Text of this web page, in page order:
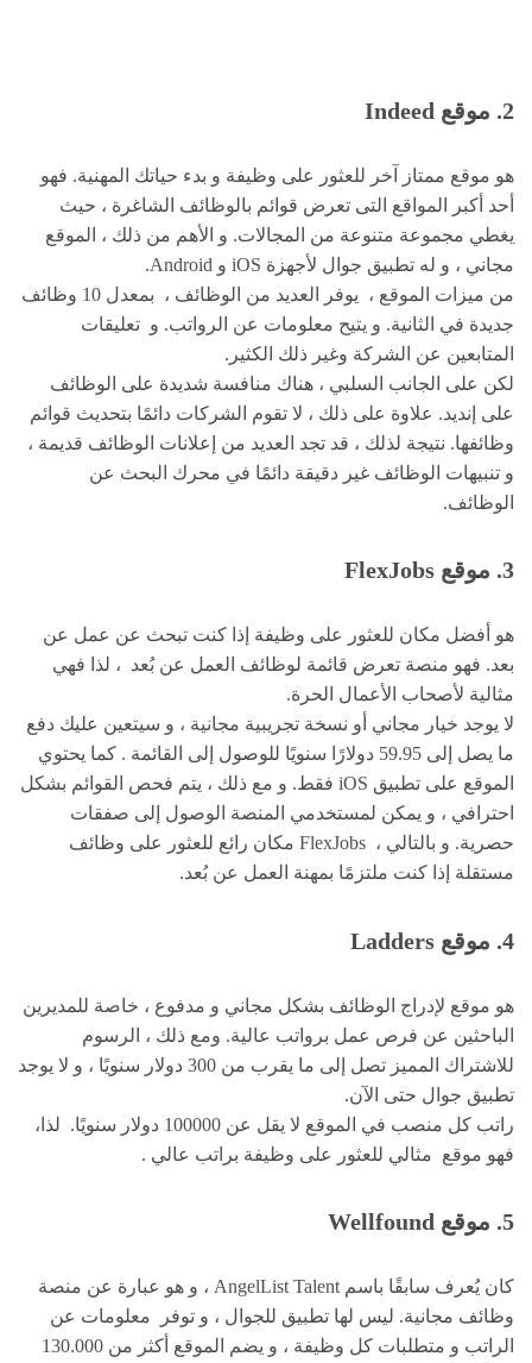
2. موقع Indeed
هو موقع ممتاز آخر للعثور على وظيفة و بدء حياتك المهنية. فهو
أحد أكبر المواقع التى تعرض قوائم بالوظائف الشاغرة ، حيث
يغطي مجموعة متنوعة من المجالات. و الأهم من ذلك ، الموقع
مجاني ، و له تطبيق جوال لأجهزة iOS و Android.
من ميزات الموقع ، يوفر العديد من الوظائف ، بمعدل 10 وظائف
جديدة في الثانية. و يتيح معلومات عن الرواتب. و تعليقات
المتابعين عن الشركة وغير ذلك الكثير.
لكن على الجانب السلبي ، هناك منافسة شديدة على الوظائف
على إنديد. علاوة على ذلك ، لا تقوم الشركات دائمًا بتحديث قوائم
وظائفها. نتيجة لذلك ، قد تجد العديد من إعلانات الوظائف قديمة ،
و تنبيهات الوظائف غير دقيقة دائمًا في محرك البحث عن
الوظائف.
3. موقع FlexJobs
هو أفضل مكان للعثور على وظيفة إذا كنت تبحث عن عمل عن
بعد. فهو منصة تعرض قائمة لوظائف العمل عن بُعد ، لذا فهي
مثالية لأصحاب الأعمال الحرة.
لا يوجد خيار مجاني أو نسخة تجريبية مجانية ، و سيتعين عليك دفع
ما يصل إلى 59.95 دولارًا سنويًا للوصول إلى القائمة . كما يحتوي
الموقع على تطبيق iOS فقط. و مع ذلك ، يتم فحص القوائم بشكل
احترافي ، و يمكن لمستخدمي المنصة الوصول إلى صفقات
حصرية. و بالتالي ، FlexJobs مكان رائع للعثور على وظائف
مستقلة إذا كنت ملتزمًا بمهنة العمل عن بُعد.
4. موقع Ladders
هو موقع لإدراج الوظائف بشكل مجاني و مدفوع ، خاصة للمديرين
الباحثين عن فرص عمل برواتب عالية. ومع ذلك ، الرسوم
للاشتراك المميز تصل إلى ما يقرب من 300 دولار سنويًا ، و لا يوجد
تطبيق جوال حتى الآن.
راتب كل منصب في الموقع لا يقل عن 100000 دولار سنويًا. لذا،
فهو موقع مثالي للعثور على وظيفة براتب عالي .
5. موقع Wellfound
كان يُعرف سابقًا باسم AngelList Talent ، و هو عبارة عن منصة
وظائف مجانية. ليس لها تطبيق للجوال ، و توفر معلومات عن
الراتب و متطلبات كل وظيفة ، و يضم الموقع أكثر من 130.000